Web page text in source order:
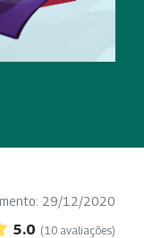
29/12/2020
5.0 (10 avaliações)